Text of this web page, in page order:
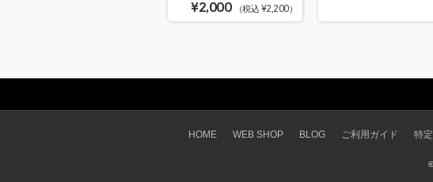
¥2,000 （税込 ¥2,200）
HOME WEB SHOP BLOG ご利用ガイド 特